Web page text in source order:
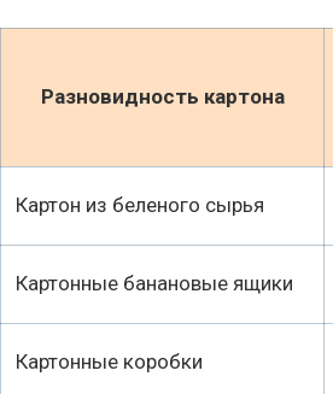
Разновидность картона
Картон из беленого сырья
Картонные банановые ящики
Картонные коробки